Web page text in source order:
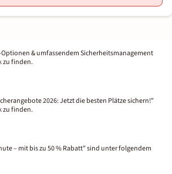
& umfassendem Sicherheitsmanagement
zu finden.
2026: Jetzt die besten Plätze sichern!"
zu finden.
– mit bis zu 50 % Rabatt" sind unter folgendem